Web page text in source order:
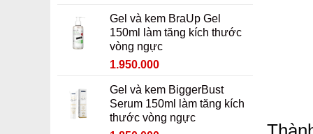
là:
1.850.000 ₫.
tại
là:
1.650.000 ₫.
Gel và kem BraUp Gel
150ml làm tăng kích thước
vòng ngực
Giá
là:
2.150.000 ₫.
1.950.000
tại
là:
1.950.000 ₫.
Gel và kem BiggerBust
Serum 150ml làm tăng kích
thước vòng ngực